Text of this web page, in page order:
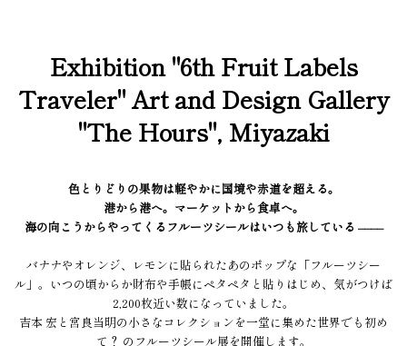
Exhibition "6th Fruit Labels
Traveler" Art and Design Gallery
"The Hours", Miyazaki
色とりどりの果物は軽やかに国境や赤道を超える。
港から港へ。マーケットから食卓へ。
海の向こうからやってくるフルーツシールはいつも旅している ––––
バナナやオレンジ、レモンに貼られたあのポップな「フルーツシー
ル」。いつの頃からか財布や手帳にペタペタと貼りはじめ、気がつけば
2,200枚近い数になっていました。
吉本 宏と宮良当明の小さなコレクションを一堂に集めた世界でも初め
て？ のフルーツシール展を開催します。